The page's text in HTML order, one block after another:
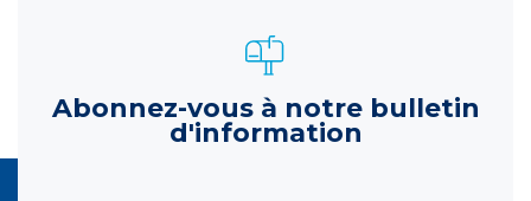
Abonnez-vous à notre bulletin
d'information